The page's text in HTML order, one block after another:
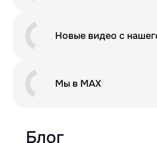
Новые видео с
Мы в MAX
Блог